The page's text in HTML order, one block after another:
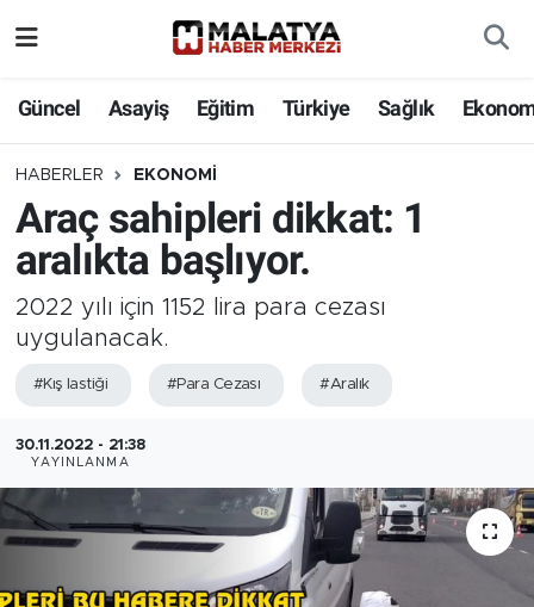
Güncel Asayiş Eğitim Türkiye Sağlık
HABERLER EKONOMI
Araç sahipleri dikkat: 1
aralıkta başlıyor.
2022 yılı için 1152 lira para cezası
uygulanacak.
#Kış lastiği #Para Cezası #Aralık
30.11.2022 - 21:38
YAYINLANMA
Eğitim
Türkiye
Sağlık
Ekonomi
Güncel
Kültür
Teknoloji